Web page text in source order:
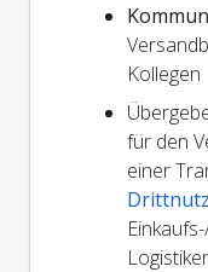
Kollegen
für den
einer
Logistiker